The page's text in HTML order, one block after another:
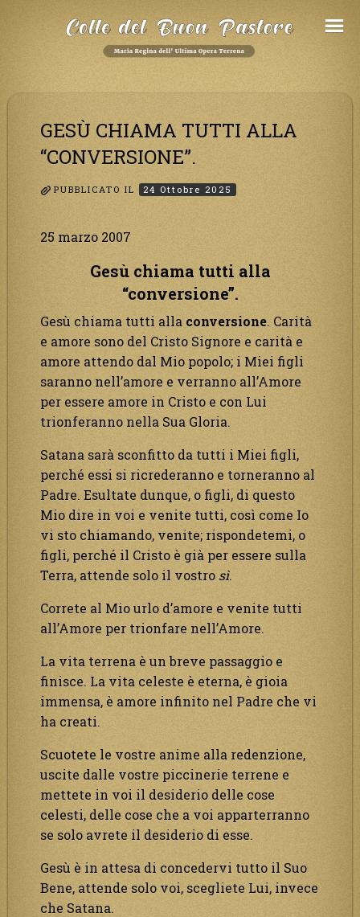
GESÙ CHIAMA TUTTI ALLA
“CONVERSIONE”.
PUBBLICATO IL 24 Ottobre 2025
25 marzo 2007
Gesù chiama tutti alla
“conversione”.
Gesù chiama tutti alla conversione. Carità
e amore sono del Cristo Signore e carità e
amore attendo dal Mio popolo; i Miei figli
saranno nell’amore e verranno all’Amore
per essere amore in Cristo e con Lui
trionferanno nella Sua Gloria.
Satana sarà sconfitto da tutti i Miei figli,
perché essi si ricrederanno e torneranno al
Padre. Esultate dunque, o figli, di questo
Mio dire in voi e venite tutti, così come Io
vi sto chiamando, venite; rispondetemi, o
figli, perché il Cristo è già per essere sulla
Terra, attende solo il vostro sì.
Correte al Mio urlo d’amore e venite tutti
all’Amore per trionfare nell’Amore.
La vita terrena è un breve passaggio e
finisce. La vita celeste è eterna, è gioia
immensa, è amore infinito nel Padre che vi
ha creati.
Scuotete le vostre anime alla redenzione,
uscite dalle vostre piccinerie terrene e
mettete in voi il desiderio delle cose
celesti, delle cose che a voi apparterranno
se solo avrete il desiderio di esse.
Gesù è in attesa di concedervi tutto il Suo
Bene, attende solo voi, scegliete Lui, invece
che Satana.